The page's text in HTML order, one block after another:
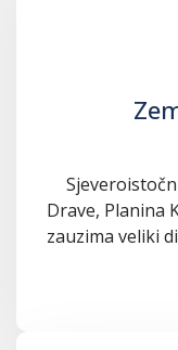
Drave, Planina
zauzima veliki